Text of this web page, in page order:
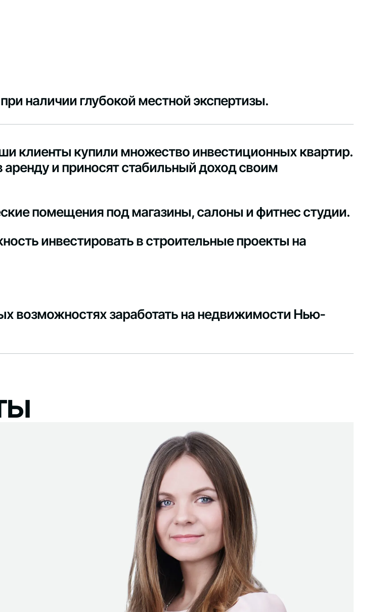
наличии глубокой местной экспертизы.
клиенты купили множество инвестиционных квартир.
и приносят стабильный доход своим
помещения под магазины, салоны и фитнес студии.
инвестировать в строительные проекты на
возможностях заработать на недвижимости Нью-